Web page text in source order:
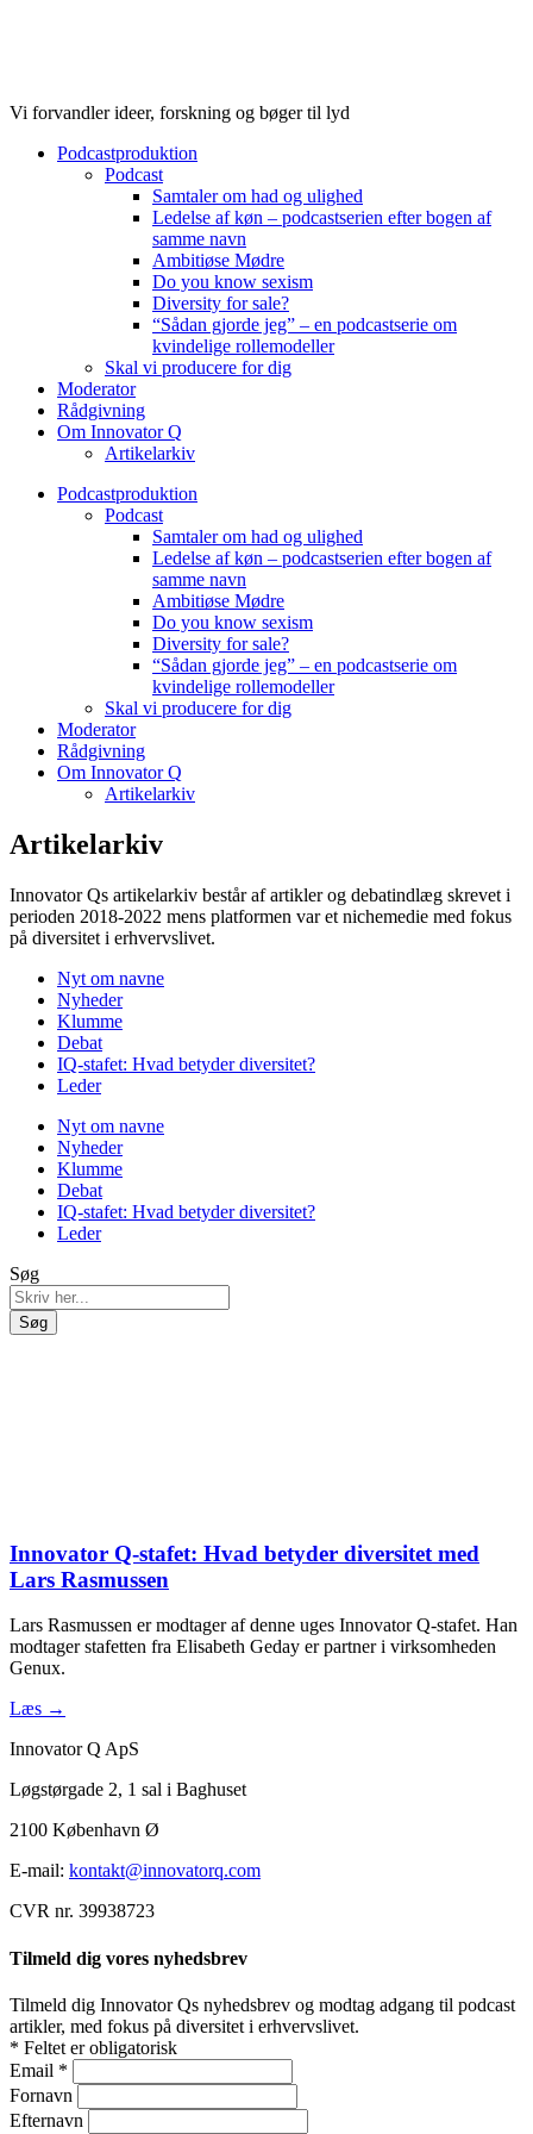
Vi forvandler ideer, forskning og bøger til lyd
Podcastproduktion
Podcast
Samtaler om had og ulighed
Ledelse af køn – podcastserien efter bogen af
samme navn
Ambitiøse Mødre
Do you know sexism
Diversity for sale?
“Sådan gjorde jeg” – en podcastserie om
kvindelige rollemodeller
Skal vi producere for dig
Moderator
Rådgivning
Om Innovator Q
Artikelarkiv
Podcastproduktion
Podcast
Samtaler om had og ulighed
Ledelse af køn – podcastserien efter bogen af
samme navn
Ambitiøse Mødre
Do you know sexism
Diversity for sale?
“Sådan gjorde jeg” – en podcastserie om
kvindelige rollemodeller
Skal vi producere for dig
Moderator
Rådgivning
Om Innovator Q
Artikelarkiv
Artikelarkiv
Innovator Qs artikelarkiv består af artikler og debatindlæg skrevet i
perioden 2018-2022 mens platformen var et nichemedie med fokus
på diversitet i erhvervslivet.
Nyt om navne
Nyheder
Klumme
Debat
IQ-stafet: Hvad betyder diversitet?
Leder
Nyt om navne
Nyheder
Klumme
Debat
IQ-stafet: Hvad betyder diversitet?
Leder
Søg
Søg
Innovator Q-stafet: Hvad betyder diversitet med
Lars Rasmussen
Lars Rasmussen er modtager af denne uges Innovator Q-stafet. Han
modtager stafetten fra Elisabeth Geday er partner i virksomheden
Genux.
Læs →
Innovator Q ApS
Løgstørgade 2, 1 sal i Baghuset
2100 København Ø
E-mail: kontakt@innovatorq.com
CVR nr. 39938723
Tilmeld dig vores nyhedsbrev
Tilmeld dig Innovator Qs nyhedsbrev og modtag adgang til podcast
artikler, med fokus på diversitet i erhvervslivet.
* Feltet er obligatorisk
Email *
Fornavn
Efternavn